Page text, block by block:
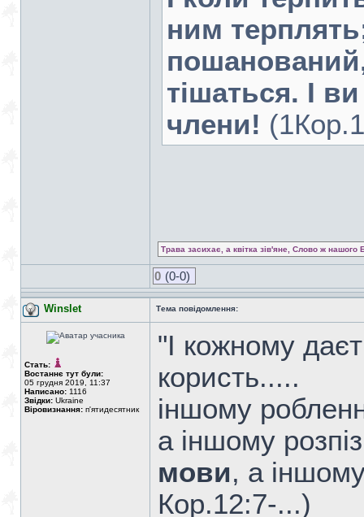
ним
тішаться. І
члени!
Трава засихає, а квітка зів'яне, Слово ж нашого
0 (0-0)
Winslet Тема повідомлення:
Стать:
Востаннє тут були:
05 грудня 2019, 11:37
Написано: 1116
Звідки: Ukraine
Віровизнання: п'ятидесятник
"І кожному
користь.....
іншому
а іншому
мови, а
Кор.12:7-...)